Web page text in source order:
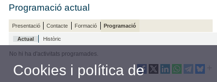
Programació actual
Presentació Contacte Formació Programació
Actual Històric
No hi ha d'activitats programades.
Cookies i política de